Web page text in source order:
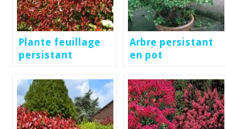
Plante feuillage
persistant
Arbre persistant
en pot